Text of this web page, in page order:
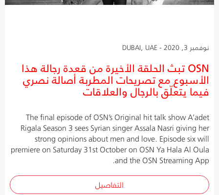
نوفمبر 3, 2020 - DUBAI, UAE
OSN تبث الحلقة الأخيرة من قعدة رجالة هذا
الأسبوع مع تصريحات المطربة أصالة نصري
فيما يتعلّق بالرجال والعلاقات
The final episode of OSN’s Original hit talk show A’adet
Rigala Season 3 sees Syrian singer Assala Nasri giving her
strong opinions about men and love. Episode six will
premiere on Saturday 31st October on OSN Ya Hala Al Oula
and the OSN Streaming App.
التفاصيل